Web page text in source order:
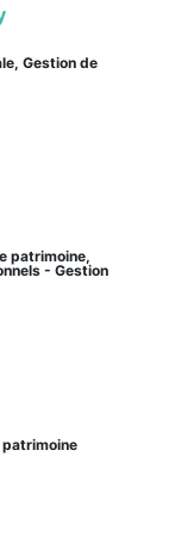
Gestion de
patrimoine,
- Gestion
patrimoine